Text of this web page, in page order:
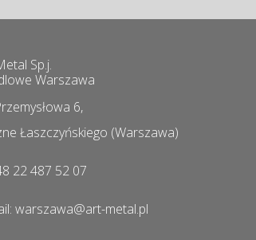
Sp.j.
Warszawa
6,
Łaszczyńskiego (Warszawa)
22 487 52 07
warszawa@art-metal.pl